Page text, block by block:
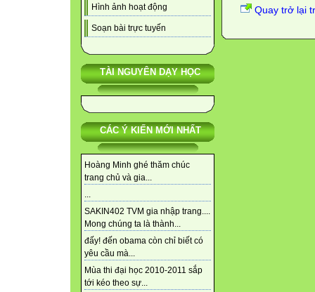
Hình ảnh hoạt động
Soạn bài trực tuyến
TÀI NGUYÊN DẠY HỌC
CÁC Ý KIẾN MỚI NHẤT
Hoàng Minh ghé thăm chúc
trang chủ và gia...
...
SAKIN402 TVM gia nhập trang....
Mong chúng ta là thành...
đấy! đến obama còn chỉ biết có
yêu cầu mà...
Mùa thi đại học 2010-2011 sắp
tới kéo theo sự...
Quay trở lại